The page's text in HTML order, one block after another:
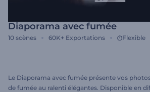
Diaporama avec fumée
10 scènes 60K+ Exportations Flexible
Le Diaporama avec fumée présente vos
de fumée au ralenti élégantes. Disponible en